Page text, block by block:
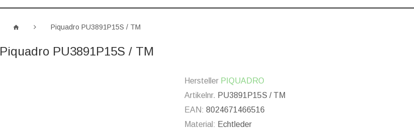
Piquadro PU3891P15S / TM
Piquadro PU3891P15S / TM
Hersteller PIQUADRO
Artikelnr. PU3891P15S / TM
EAN: 8024671466516
Material: Echtleder